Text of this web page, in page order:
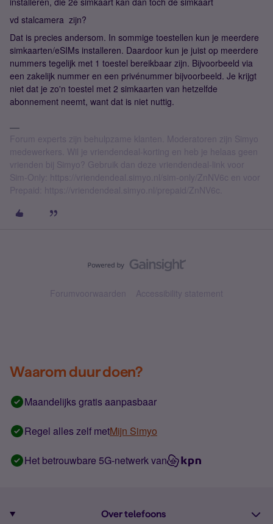
vd stalcamera zijn?
Dat is precies andersom. In sommige toestellen kun je meerdere
simkaarten/eSIMs installeren. Daardoor kun je juist op meerdere
nummers tegelijk met 1 toestel bereikbaar zijn. Bijvoorbeeld via
een zakelijk nummer en een privénummer bijvoorbeeld. Je krijgt
niet dat je zo'n toestel met 2 simkaarten van hetzelfde
abonnement neemt, want dat is niet nuttig.
Forum experts zijn behulpzame klanten. Moderatoren zijn Simyo
medewerkers. Wil je vriendendeal-korting en heb je helaas geen
vrienden bij Simyo? Gebruik dan deze vriendendeal-link voor
Sim-Only: https://vriendendeal.simyo.nl/sim-only/ZnNV6c en voor
Prepaid: https://vriendendeal.simyo.nl/prepaid/ZnNV6c.
Forumvoorwaarden Accessibility statement
Waarom duur doen?
Maandelijks gratis aanpasbaar
Regel alles zelf metMijn Simyo
Het betrouwbare 5G-netwerk van
Over telefoons